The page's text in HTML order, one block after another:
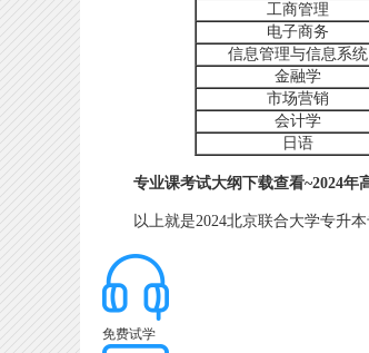
工商管理
电子商务
信息管理与信息系统
金融学
市场营销
会计学
日语
专业课考试大纲下载查看~2024年
以上就是2024北京联合大学专升本
免费试学